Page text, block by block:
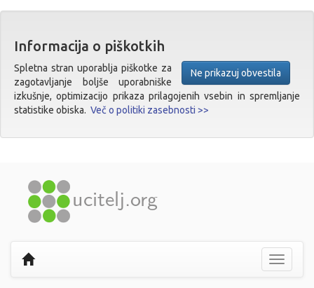
Informacija o piškotkih
Ne prikazuj obvestila
Spletna stran uporablja piškotke za
zagotavljanje boljše uporabniške
izkušnje, optimizacijo prikaza prilagojenih vsebin in spremljanje
statistike obiska. Več o politiki zasebnosti >>
Prikaži